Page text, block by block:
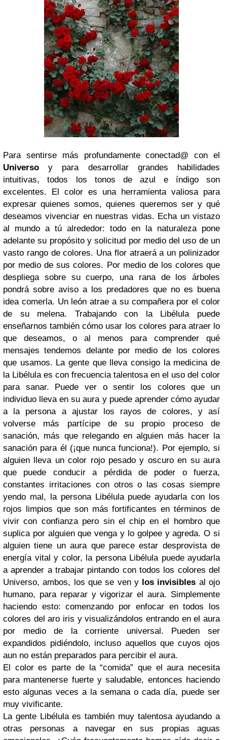
Para sentirse más profundamente conectad@ con el
Universo y para desarrollar grandes habilidades
intuitivas, todos los tonos de azul e índigo son
excelentes. El color es una herramienta valiosa para
expresar quienes somos, quienes queremos ser y qué
deseamos vivenciar en nuestras vidas. Echa un vistazo
al mundo a tú alrededor: todo en la naturaleza pone
adelante su propósito y solicitud por medio del uso de un
vasto rango de colores. Una flor atraerá a un polinizador
por medio de sus colores. Por medio de los colores que
despliega sobre su cuerpo, una rana de los árboles
pondrá sobre aviso a los predadores que no es buena
idea comerla. Un león atrae a su compañera por el color
de su melena. Trabajando con la Libélula puede
enseñarnos también cómo usar los colores para atraer lo
que deseamos, o al menos para comprender qué
mensajes tendemos delante por medio de los colores
que usamos. La gente que lleva consigo la medicina de
la Libélula es con frecuencia talentosa en el uso del color
para sanar. Puede ver o sentir los colores que un
individuo lleva en su aura y puede aprender cómo ayudar
a la persona a ajustar los rayos de colores, y así
volverse más partícipe de su propio proceso de
sanación, más que relegando en alguien más hacer la
sanación para él (¡que nunca funciona!). Por ejemplo, si
alguien lleva un color rojo pesado y oscuro en su aura
que puede conducir a pérdida de poder o fuerza,
constantes irritaciones con otros o las cosas siempre
yendo mal, la persona Libélula puede ayudarla con los
rojos limpios que son más fortificantes en términos de
vivir con confianza pero sin el chip en el hombro que
suplica por alguien que venga y lo golpee y agreda. O si
alguien tiene un aura que parece estar desprovista de
energía vital y color, la persona Libélula puede ayudarla
a aprender a trabajar pintando con todos los colores del
Universo, ambos, los que se ven y los invisibles al ojo
humano, para reparar y vigorizar el aura. Simplemente
haciendo esto: comenzando por enfocar en todos los
colores del aro iris y visualizándolos entrando en el aura
por medio de la corriente universal. Pueden ser
expandidos pidiéndolo, incluso aquellos que cuyos ojos
aun no están preparados para percibir el aura.
El color es parte de la “comida” que el aura necesita
para mantenerse fuerte y saludable, entonces haciendo
esto algunas veces a la semana o cada día, puede ser
muy vivificante.
La gente Libélula es también muy talentosa ayudando a
otras personas a navegar en sus propias aguas